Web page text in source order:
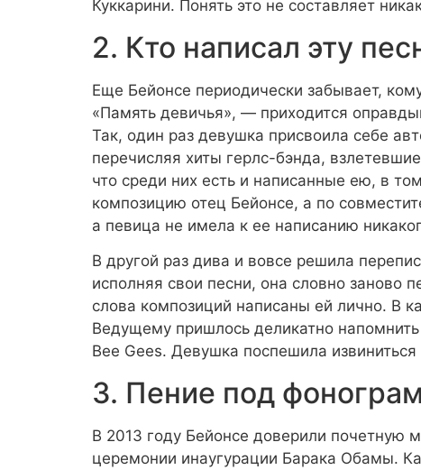
Куккарини. Понять это не составляет
2. Кто написал эту
Еще Бейонсе периодически забывает,
«Память девичья», — приходится
Так, один раз девушка присвоила себе
перечисляя хиты герлс-бэнда,
что среди них есть и написанные ею, в
композицию отец Бейонсе, а по
а певица не имела к ее написанию
В другой раз дива и вовсе решила
исполняя свои песни, она словно
слова композиций написаны ей лично. В
Ведущему пришлось деликатно
Bee Gees. Девушка поспешила
3. Пение под
В 2013 году Бейонсе доверили почетную
церемонии инаугурации Барака Обамы.